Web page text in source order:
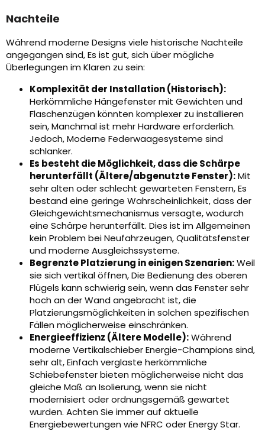
Nachteile
Während moderne Designs viele historische Nachteile
angegangen sind, Es ist gut, sich über mögliche
Überlegungen im Klaren zu sein:
Komplexität der Installation (Historisch):
Herkömmliche Hängefenster mit Gewichten und
Flaschenzügen könnten komplexer zu installieren
sein, Manchmal ist mehr Hardware erforderlich.
Jedoch, Moderne Federwaagesysteme sind
schlanker.
Es besteht die Möglichkeit, dass die Schärpe
herunterfällt (Ältere/abgenutzte Fenster):Mit
sehr alten oder schlecht gewarteten Fenstern, Es
bestand eine geringe Wahrscheinlichkeit, dass der
Gleichgewichtsmechanismus versagte, wodurch
eine Schärpe herunterfällt. Dies ist im Allgemeinen
kein Problem bei Neufahrzeugen, Qualitätsfenster
und moderne Ausgleichssysteme.
Begrenzte Platzierung in einigen Szenarien:Weil
sie sich vertikal öffnen, Die Bedienung des oberen
Flügels kann schwierig sein, wenn das Fenster sehr
hoch an der Wand angebracht ist, die
Platzierungsmöglichkeiten in solchen spezifischen
Fällen möglicherweise einschränken.
Energieeffizienz (Ältere Modelle):Während
moderne Vertikalschieber Energie-Champions sind,
sehr alt, Einfach verglaste herkömmliche
Schiebefenster bieten möglicherweise nicht das
gleiche Maß an Isolierung, wenn sie nicht
modernisiert oder ordnungsgemäß gewartet
wurden. Achten Sie immer auf aktuelle
Energiebewertungen wie NFRC oder Energy Star.